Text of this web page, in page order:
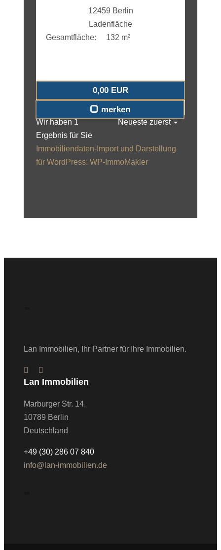
12459 Berlin
Ladenfläche
Gesamtfläche:
132 m²
0,00 EUR
merken
Wir haben 1
Ergebnis für Sie
Neueste zuerst
Immobiliendaten-Import und Darstellung
für WordPress: WP-ImmoMakler
Lan Immobilien, Ihr Partner für Ihre Immobilien.
Lan Immobilien
Marburger Str. 14,
10789 Berlin
Deutschland
+49 (30) 286 07 840
info@lan-immobilien.de